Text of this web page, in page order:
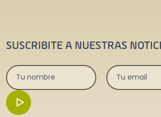
SUSCRIBITE A NUESTRAS